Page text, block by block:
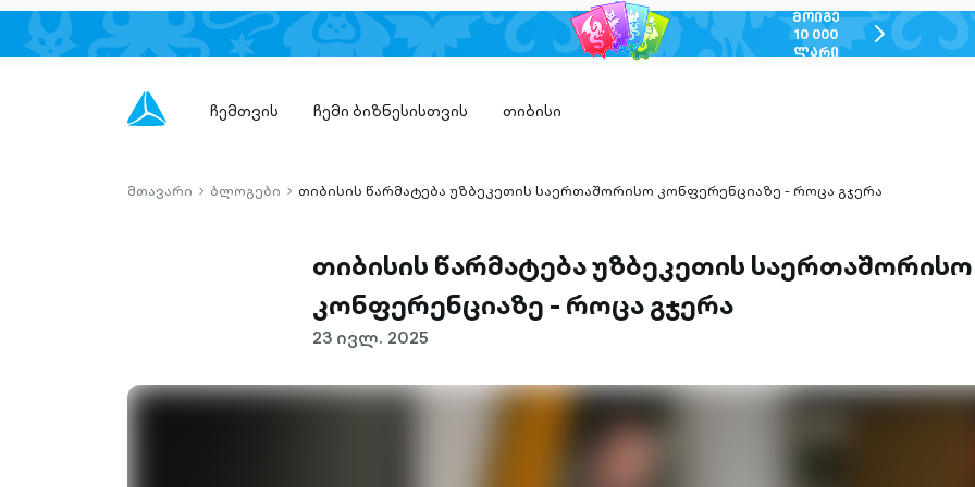
ᲛᲝᲘᲒᲔ
10 000
ᲚᲐᲠᲘ
chevron-
right-
ჩემთვის ჩემი ბიზნესისთვის თიბისი
მთავარი chevron-
ბლოგები chevron-
თიბისის წარმატება უზბეკეთის საერთაშორისო კონფერენციაზე - როცა გჯერა
თიბისის წარმატება უზბეკეთის საერთაშორისო
კონფერენციაზე - როცა გჯერა
23 ივლ. 2025